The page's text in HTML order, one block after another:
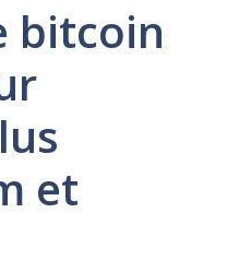
bitcoin
et